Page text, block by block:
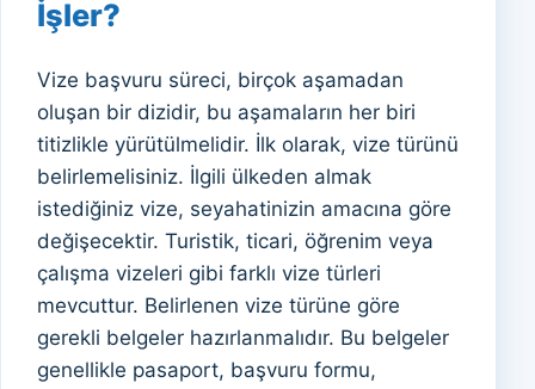
İşler?
Vize başvuru süreci, birçok aşamadan
oluşan bir dizidir, bu aşamaların her biri
titizlikle yürütülmelidir. İlk olarak, vize türünü
belirlemelisiniz. İlgili ülkeden almak
istediğiniz vize, seyahatinizin amacına göre
değişecektir. Turistik, ticari, öğrenim veya
çalışma vizeleri gibi farklı vize türleri
mevcuttur. Belirlenen vize türüne göre
gerekli belgeler hazırlanmalıdır. Bu belgeler
genellikle pasaport, başvuru formu,